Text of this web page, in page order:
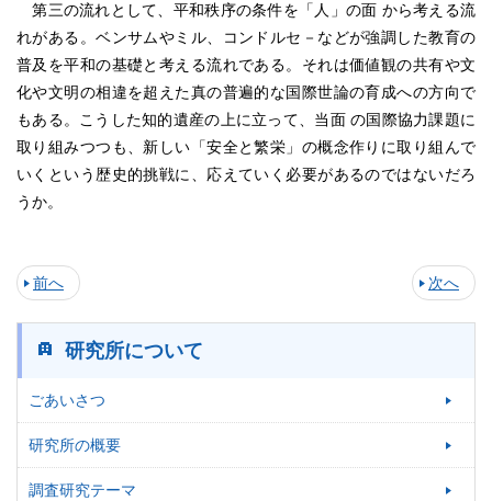
第三の流れとして、平和秩序の条件を「人」の面 から考える流
れがある。ベンサムやミル、コンドルセ－などが強調した教育の
普及を平和の基礎と考える流れである。それは価値観の共有や文
化や文明の相違を超えた真の普遍的な国際世論の育成への方向で
もある。こうした知的遺産の上に立って、当面 の国際協力課題に
取り組みつつも、新しい「安全と繁栄」の概念作りに取り組んで
いくという歴史的挑戦に、応えていく必要があるのではないだろ
うか。
前へ 次へ
研究所について
ごあいさつ
研究所の概要
調査研究テーマ